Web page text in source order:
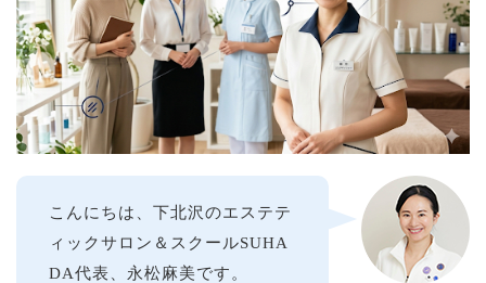
こんにちは、下北沢のエステテ
ィックサロン＆スクールSUHA
DA代表、永松麻美です。